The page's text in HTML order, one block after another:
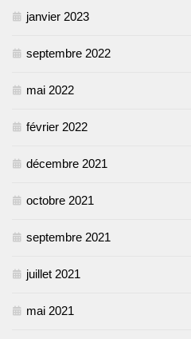
janvier 2023
septembre 2022
mai 2022
février 2022
décembre 2021
octobre 2021
septembre 2021
juillet 2021
mai 2021